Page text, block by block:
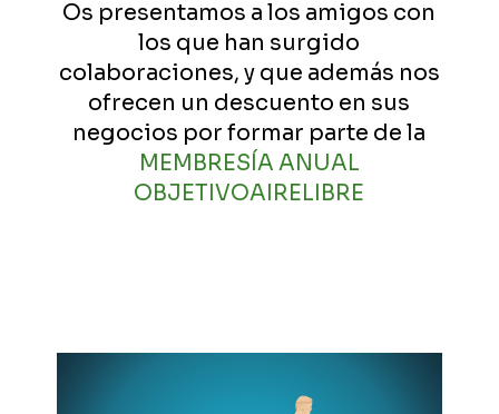
Os presentamos a los amigos con
los que han surgido
colaboraciones, y que además nos
ofrecen un descuento en sus
negocios por formar parte de la
MEMBRESÍA ANUAL
OBJETIVOAIRELIBRE